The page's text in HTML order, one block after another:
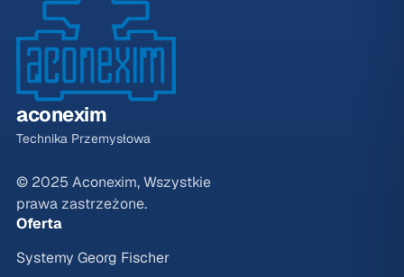
aconexim
Technika Przemysłowa
© 2025 Aconexim, Wszystkie
prawa zastrzeżone.
Oferta
Systemy Georg Fischer